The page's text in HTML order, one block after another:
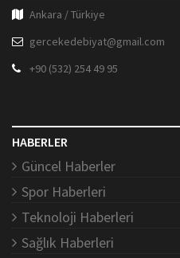
Ankara / Türkiye
gercekedebiyat@gmail.com
+90 (532) 254 49 95
HABERLER
Güncel Haberler
Spor Haberleri
Teknoloji Haberleri
Sağlık Haberleri